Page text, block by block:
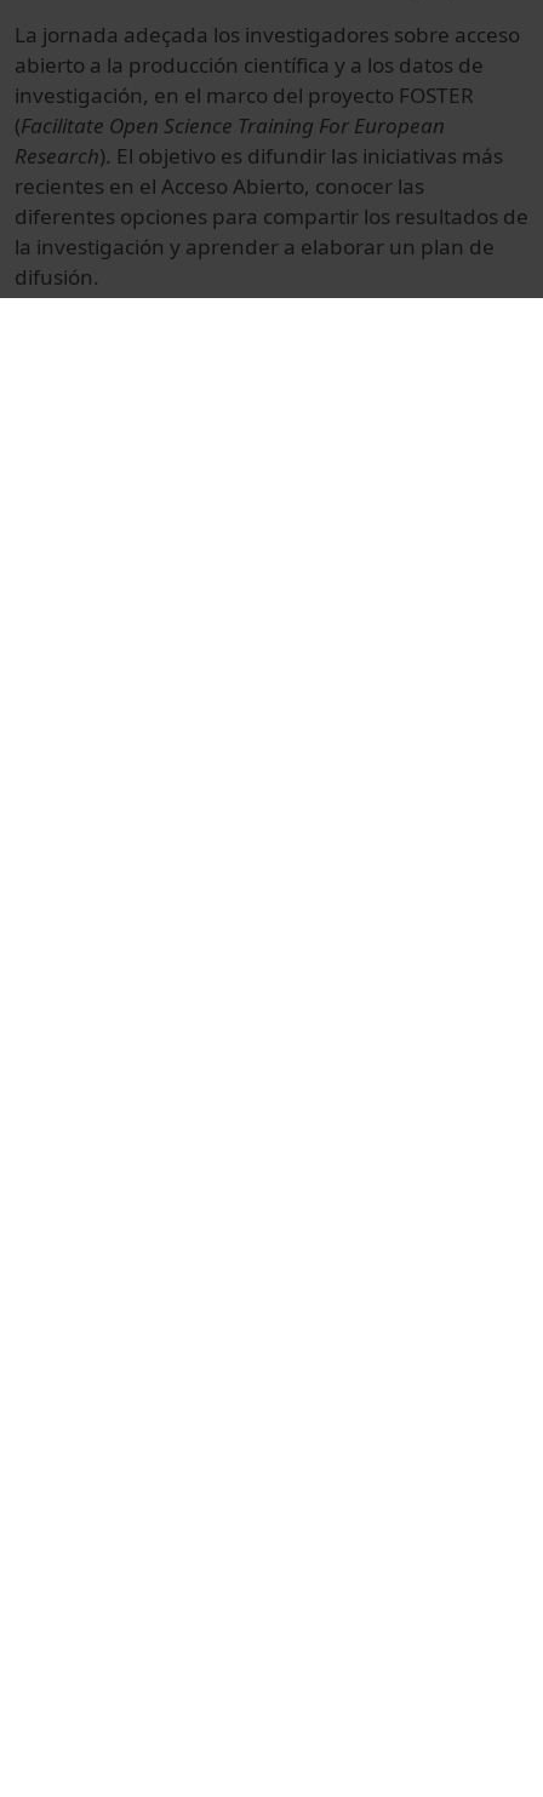
La jornada adeçada los investigadores sobre acceso
abierto a la producción científica y a los datos de
investigación, en el marco del proyecto FOSTER
(Facilitate Open Science Training For European
Research). El objetivo es difundir las iniciativas más
recientes en el Acceso Abierto, conocer las
diferentes opciones para compartir los resultados de
la investigación y aprender a elaborar un plan de
difusión.